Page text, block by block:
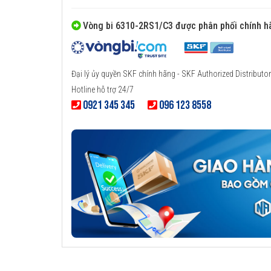
Vòng bi 6310-2RS1/C3 được phân phối chính
Đại lý ủy quyền SKF chính hãng - SKF Authorized Distributor
Hotline hỗ trợ 24/7
0921 345 345 096 123 8558